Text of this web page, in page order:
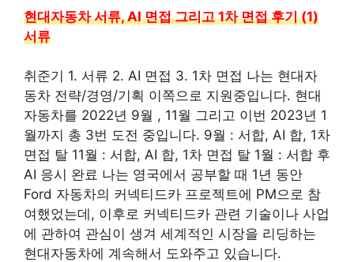
현대자동차 서류, AI 면접 그리고 1차 면접 후기 (1)
서류
취준기 1. 서류 2. AI 면접 3. 1차 면접 나는 현대자
동차 전략/경영/기획 이쪽으로 지원중입니다. 현대
자동차를 2022년 9월 , 11월 그리고 이번 2023년 1
월까지 총 3번 도전 중입니다. 9월 : 서합, AI 합, 1차
면접 탈 11월 : 서합, AI 합, 1차 면접 탈 1월 : 서합 후
AI 응시 완료 나는 영국에서 공부할 때 1년 동안
Ford 자동차의 커넥티드카 프로젝트에 PM으로 참
여했었는데, 이후로 커넥티드카 관련 기술이나 사업
에 관하여 관심이 생겨 세계적인 시장을 리딩하는
현대자동차에 계속해서 도와주고 있습니다.